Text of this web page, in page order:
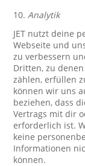
10.Analytik
JET nutzt deine
Webseite und
zu verbessern
Dritten, zu
zählen, erfüllen
können wir uns
beziehen, dass
Vertrags mit dir
erforderlich ist.
keine
Informationen
können.